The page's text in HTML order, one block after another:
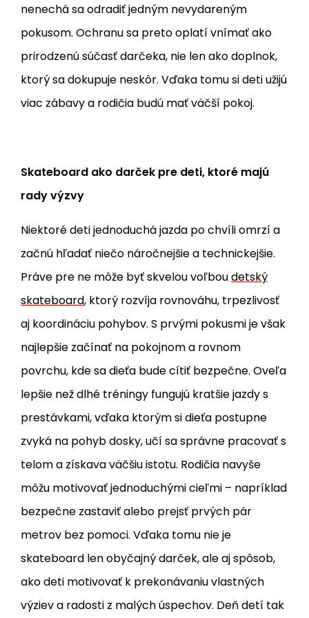
nenechá sa odradiť jedným nevydareným
pokusom. Ochranu sa preto oplatí vnímať ako
prirodzenú súčasť darčeka, nie len ako doplnok,
ktorý sa dokupuje neskôr. Vďaka tomu si deti užijú
viac zábavy a rodičia budú mať väčší pokoj.
Skateboard ako darček pre deti, ktoré majú
rady výzvy
Niektoré deti jednoduchá jazda po chvíli omrzí a
začnú hľadať niečo náročnejšie a technickejšie.
Práve pre ne môže byť skvelou voľboudetský
skateboard, ktorý rozvíja rovnováhu, trpezlivosť
aj koordináciu pohybov. S prvými pokusmi je však
najlepšie začínať na pokojnom a rovnom
povrchu, kde sa dieťa bude cítiť bezpečne. Oveľa
lepšie než dlhé tréningy fungujú kratšie jazdy s
prestávkami, vďaka ktorým si dieťa postupne
zvyká na pohyb dosky, učí sa správne pracovať s
telom a získava väčšiu istotu. Rodičia navyše
môžu motivovať jednoduchými cieľmi – napríklad
bezpečne zastaviť alebo prejsť prvých pár
metrov bez pomoci. Vďaka tomu nie je
skateboard len obyčajný darček, ale aj spôsob,
ako deti motivovať k prekonávaniu vlastných
výziev a radosti z malých úspechov. Deň detí tak